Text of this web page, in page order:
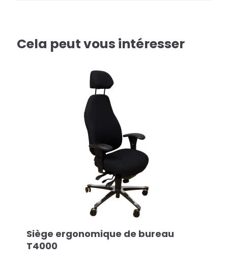
Cela peut vous intéresser
Siège ergonomique de bureau
T4000